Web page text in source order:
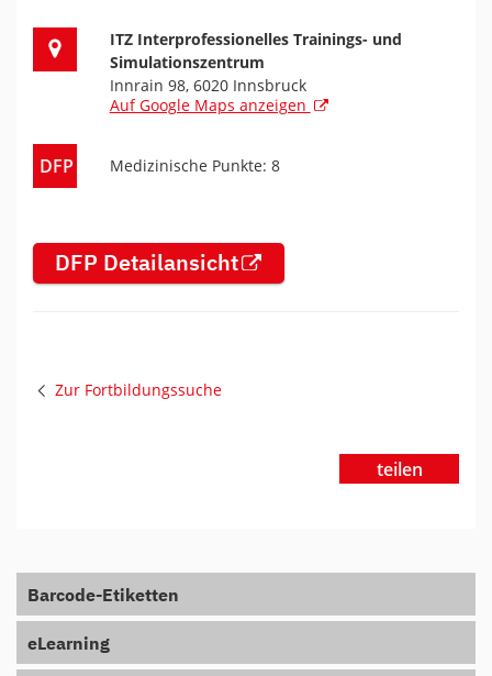
Ort der Fortbildung
ITZ Interprofessionelles Trainings- und
Simulationszentrum
Innrain 98, 6020 Innsbruck
Auf Google Maps anzeigen
DFP Medizinische Punkte: 8
DFP Detailansicht
Zur Fortbildungssuche
teilen
Barcode-Etiketten
eLearning